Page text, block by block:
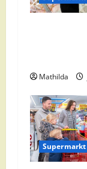
Mathilda
Supermarkt